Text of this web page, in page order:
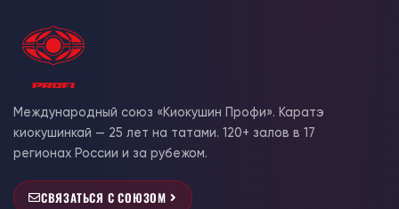
Международный союз «Киокушин Профи». Каратэ
киокушинкай — 25 лет на татами. 120+ залов в 17
регионах России и за рубежом.
СВЯЗАТЬСЯ С СОЮЗОМ